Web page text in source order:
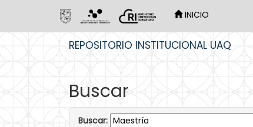
INICIO
REPOSITORIO INSTITUCIONAL UAQ
Buscar
Buscar: